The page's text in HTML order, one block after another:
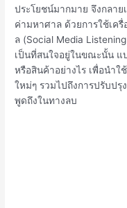
ประโยชน์มากมาย จึงกลา
ค่ามหาศาล ด้วยการใช้เครื่
ล (Social Media
เป็นที่สนใจอยู่ในขณะนั้น แ
หรือสินค้าอย่างไร เพื่อนำใ
ใหม่ๆ รวมไปถึงการปรับป
พูดถึงในทางลบ